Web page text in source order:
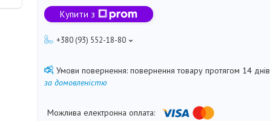
Купити з
+380 (93) 552-18-80
повернення товару протягом 14 днів
за домовленістю